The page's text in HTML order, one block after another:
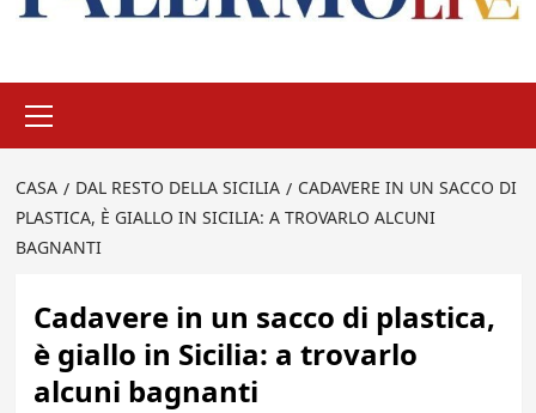
principale
CASA DAL RESTO DELLA SICILIA
CADAVERE IN UN SACCO DI
PLASTICA, È GIALLO IN SICILIA: A TROVARLO ALCUNI
BAGNANTI
Cadavere in un sacco di plastica,
è giallo in Sicilia: a trovarlo
alcuni bagnanti